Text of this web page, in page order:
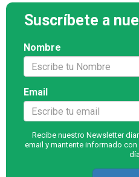
Suscríbete a
Nombre
Email
Recibe nuestro Newsletter
email y mantente informado